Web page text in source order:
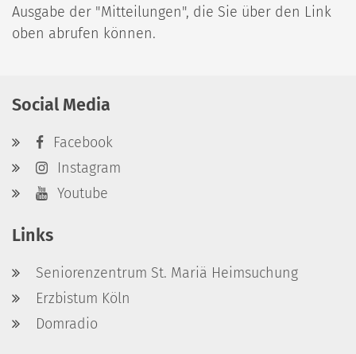
Ausgabe der "Mitteilungen", die Sie über den Link
oben abrufen können.
Social Media
Facebook
Instagram
Youtube
Links
Seniorenzentrum St. Mariä Heimsuchung
Erzbistum Köln
Domradio